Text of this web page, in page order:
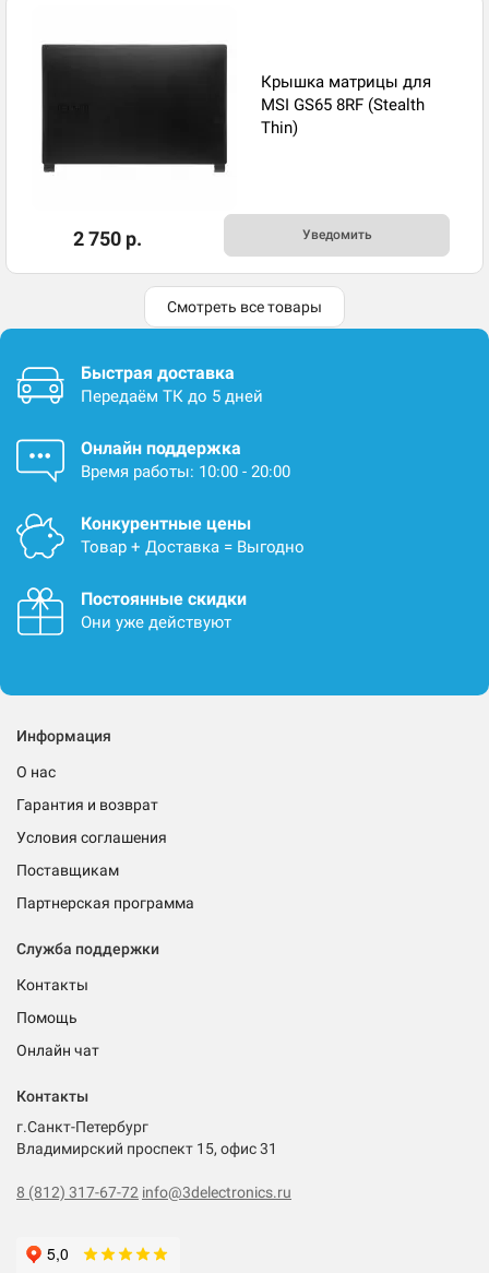
Крышка матрицы для
MSI GS65 8RF (Stealth
Thin)
2 750 р. Уведомить
Смотреть все товары
Быстрая доставка
Передаём ТК до 5 дней
Онлайн поддержка
Время работы: 10:00 - 20:00
Конкурентные цены
Товар + Доставка = Выгодно
Постоянные скидки
Они уже действуют
Информация
О нас
Гарантия и возврат
Условия соглашения
Поставщикам
Партнерская программа
Служба поддержки
Контакты
Помощь
Онлайн чат
Контакты
г.Санкт-Петербург
Владимирский проспект 15, офис 31
8 (812) 317-67-72 info@3delectronics.ru